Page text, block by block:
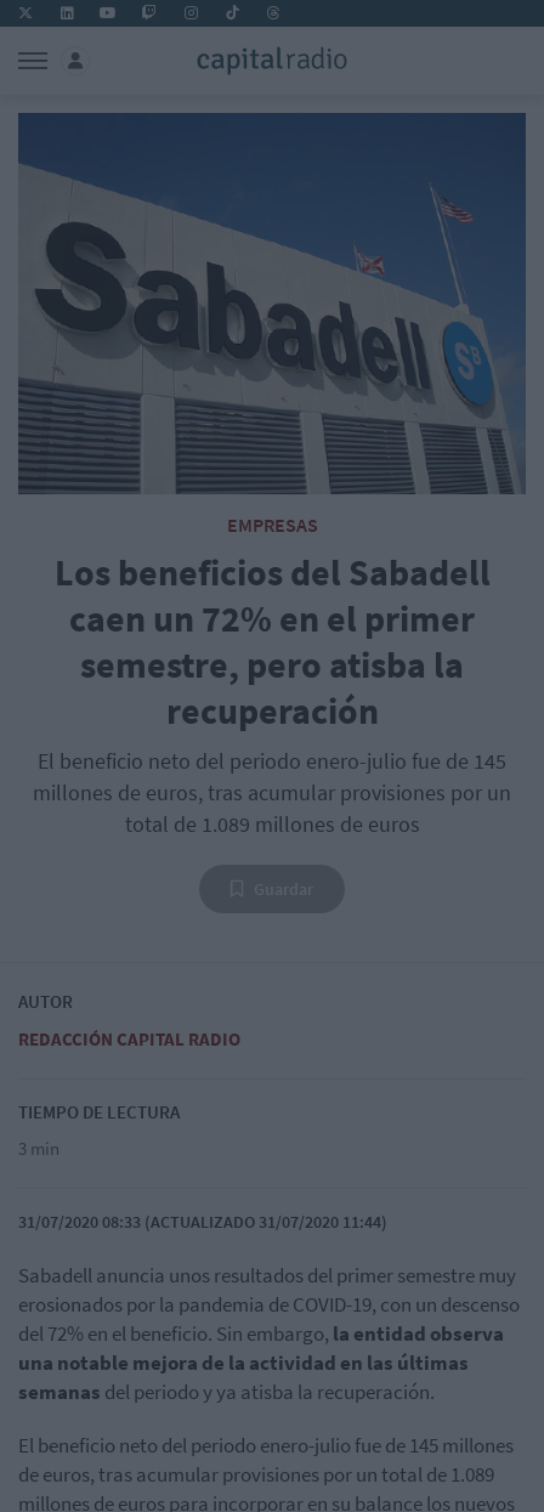
EMPRESAS
Los beneficios del Sabadell
caen un 72% en el primer
semestre, pero atisba la
recuperación
El beneficio neto del periodo enero-julio fue de 145
millones de euros, tras acumular provisiones por un
total de 1.089 millones de euros
AUTOR
REDACCIÓN CAPITAL RADIO
TIEMPO DE LECTURA
3 min
31/07/2020 08:33 (ACTUALIZADO 31/07/2020 11:44)
Sabadell anuncia unos resultados del primer semestre muy
erosionados por la pandemia de COVID-19, con un descenso
del 72% en el beneficio. Sin embargo, la entidad observa
una notable mejora de la actividad en las últimas
semanas del periodo y ya atisba la recuperación.
El beneficio neto del periodo enero-julio fue de 145 millones
de euros, tras acumular provisiones por un total de 1.089
millones de euros para incorporar en su balance los nuevos